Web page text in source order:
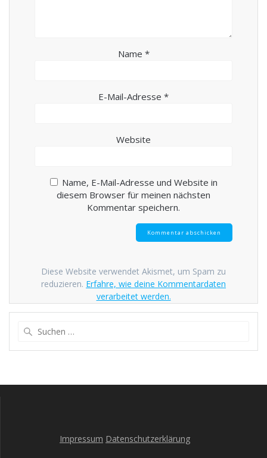
Name *
E-Mail-Adresse *
Website
Name, E-Mail-Adresse und Website in
diesem Browser für meinen nächsten
Kommentar speichern.
Diese Website verwendet Akismet, um Spam zu
reduzieren. Erfahre, wie deine Kommentardaten
verarbeitet werden.
Impressum Datenschutzerklärung